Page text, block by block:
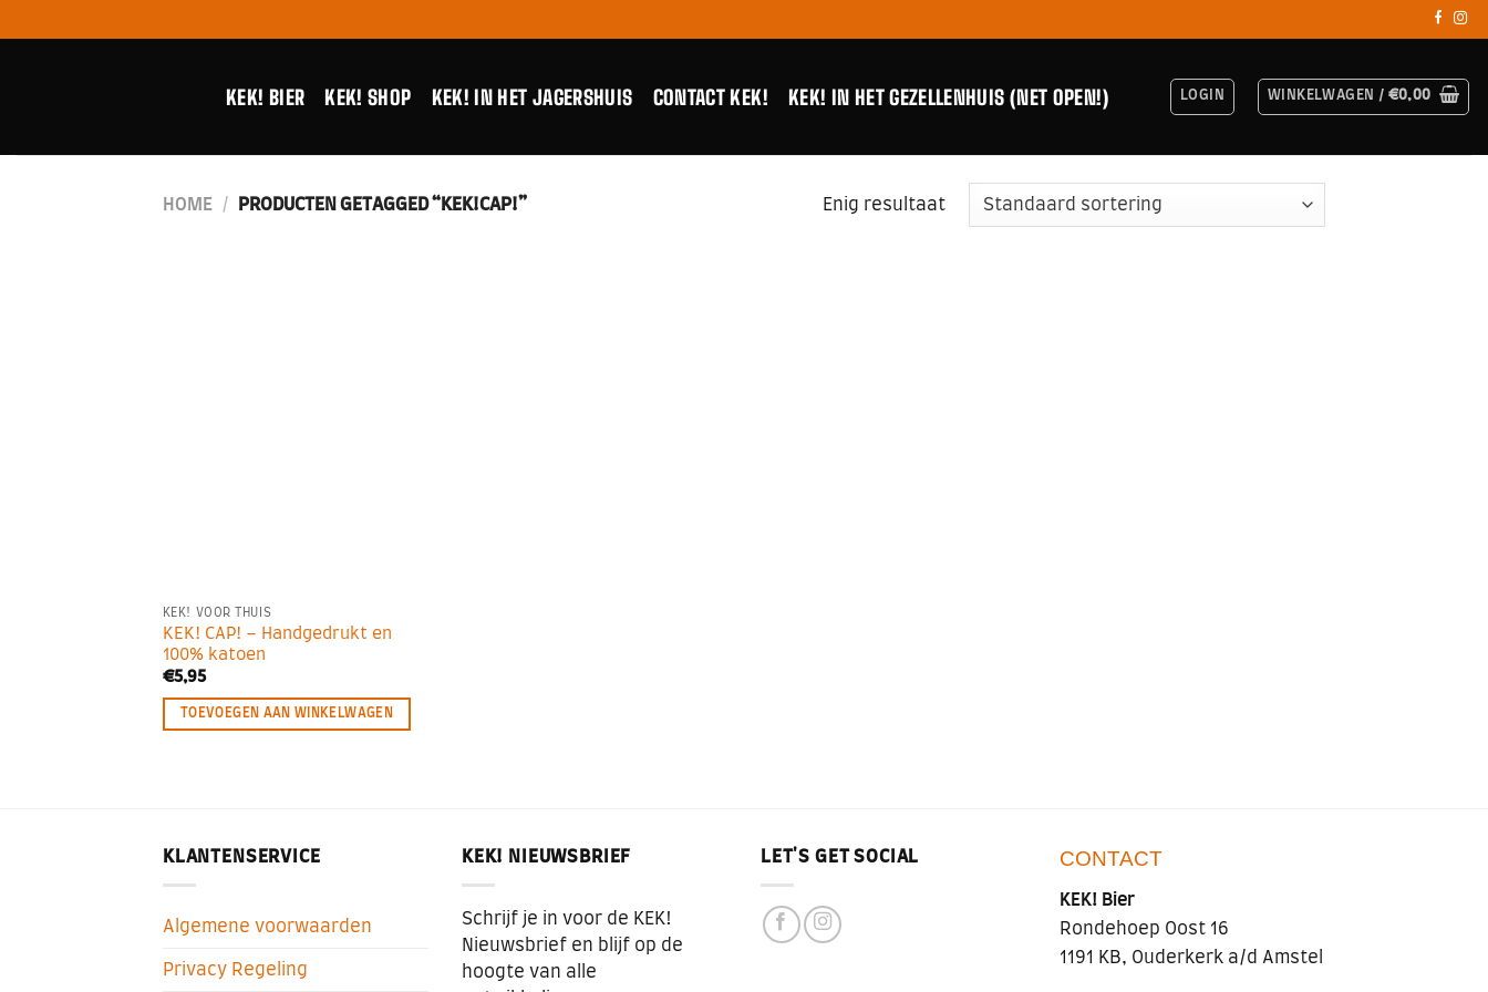
naar
KEK! BIER KEK! SHOP KEK! IN HET JAGERSHUIS CONTACT KEK! KEK! IN HET GEZELLENHUIS (NET OPEN!) LOGIN WINKELWAGEN / €0,00
HOME / PRODUCTEN GETAGGED “KEK!CAP!” Enig resultaat
KEK! VOOR THUIS
KEK! CAP! – Handgedrukt en
100% katoen
€5,95
TOEVOEGEN AAN WINKELWAGEN
KLANTENSERVICE
Algemene voorwaarden
Privacy Regeling
KEK! NIEUWSBRIEF
Schrijf je in voor de KEK!
Nieuwsbrief en blijf op de
hoogte van alle
LET'S GET SOCIAL CONTACT
KEK! Bier
Rondehoep Oost 16
1191 KB, Ouderkerk a/d Amstel